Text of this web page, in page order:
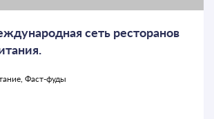
сеть ресторанов
Фаст-фуды